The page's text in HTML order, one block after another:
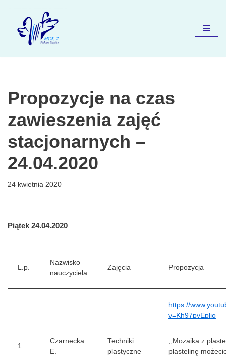
Przejdź
Propozycje na czas
zawieszenia zajęć
stacjonarnych –
24.04.2020
24 kwietnia 2020
Piątek 24.04.2020
L.p.
Nazwisko
nauczyciela
Zajęcia Propozycja
1.
Czarnecka
E.
Techniki
plastyczne
https://
v=Kh97pvEplio
,,Mozaika z
plastelinę